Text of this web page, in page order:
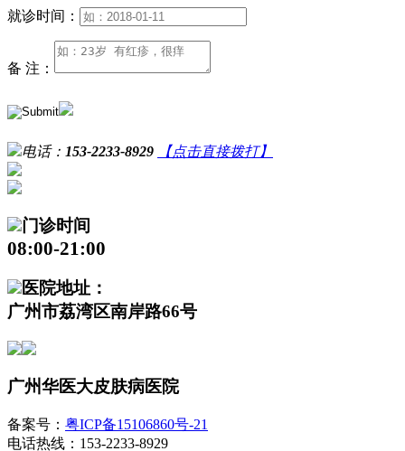
就诊时间：
备 注：
电话： 153-2233-8929 【点击直接拨打】
门诊时间
08:00-21:00
医院地址：
广州市荔湾区南岸路66号
广州华医大皮肤病医院
备案号： 粤ICP备15106860号-21
电话热线：153-2233-8929